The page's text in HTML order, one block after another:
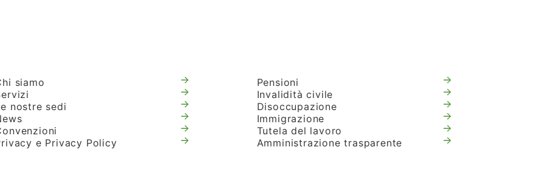
siamo
nostre sedi
e Privacy Policy
Pensioni
Invalidità civile
Disoccupazione
Immigrazione
Tutela del lavoro
Amministrazione trasparente